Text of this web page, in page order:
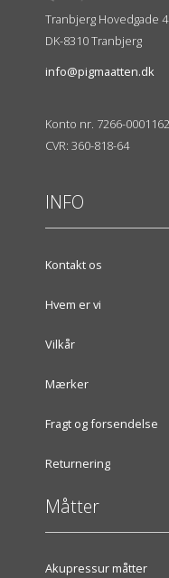
Tranbjerg Hovedgade
DK-8310 Tranbjerg
info@pigmaatten.dk
Konto nr. 7266-
CVR: 360-818-64
INFO
Kontakt os
Hvem er vi
Vilkår
Mærker
Fragt og forsendelse
Returnering
Måtter
Akupressur måtter